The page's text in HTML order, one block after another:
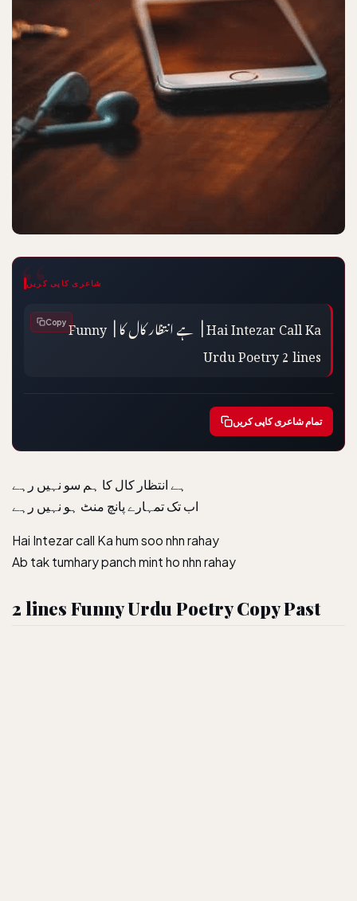
شاعری کاپی کریں
Hai Intezar Call Ka |  ہے انتظار کال کا | Funny
Urdu Poetry 2 lines
Copy
تمام شاعری کاپی کریں
ہے انتظار کال کا ہم سو نہیں رہے
اب تک تمہارے پانچ منٹ ہو نہیں رہے
Hai Intezar call Ka hum soo nhn rahay
Ab tak tumhary panch mint ho nhn rahay
2 lines Funny Urdu Poetry Copy Past